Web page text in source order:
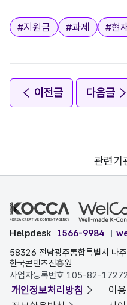
태그
#지원금 #과제 #현
이전글 다음글
관련기
Helpdesk 1566-9984
58326 전남광주통합특별시 나
한국콘텐츠진흥원
사업자등록번호 105-82-17272
개인정보처리방침
이